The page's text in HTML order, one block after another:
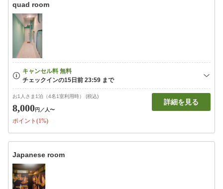
quad room
お1人さま1泊（4名1室利用時） (税込)
8,000円 ／人〜
ポイント(1%)
詳細を見る
Japanese room